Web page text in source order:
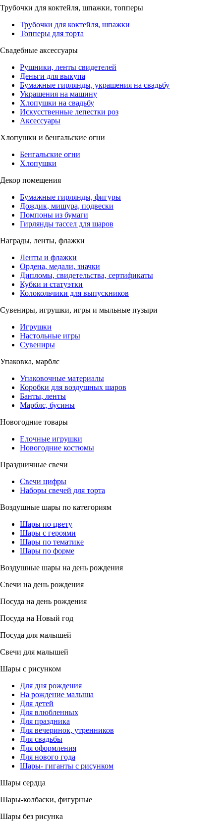
Трубочки для коктейля, шпажки, топперы
Трубочки для коктейля, шпажки
Топперы для торта
Свадебные аксессуары
Рушники, ленты свидетелей
Деньги для выкупа
Бумажные гирлянды, украшения на свадьбу
Украшения на машину
Хлопушки на свадьбу
Искусственные лепестки роз
Аксессуары
Хлопушки и бенгальские огни
Бенгальские огни
Хлопушки
Декор помещения
Бумажные гирлянды, фигуры
Дождик, мишура, подвески
Помпоны из бумаги
Гирлянды тассел для шаров
Награды, ленты, флажки
Ленты и флажки
Ордена, медали, значки
Дипломы, свидетельства, сертификаты
Кубки и статуэтки
Колокольчики для выпускников
Сувениры, игрушки, игры и мыльные пузыри
Игрушки
Настольные игры
Сувениры
Упаковка, марблс
Упаковочные материалы
Коробки для воздушных шаров
Банты, ленты
Марблс, бусины
Новогодние товары
Елочные игрушки
Новогодние костюмы
Праздничные свечи
Свечи цифры
Наборы свечей для торта
Воздушные шары по категориям
Шары по цвету
Шары с героями
Шары по тематике
Шары по форме
Воздушные шары на день рождения
Свечи на день рождения
Посуда на день рождения
Посуда на Новый год
Посуда для малышей
Свечи для малышей
Шары с рисунком
Для дня рождения
На рождение малыша
Для детей
Для влюбленных
Для праздника
Для вечеринок, утренников
Для свадьбы
Для оформления
Для нового года
Шары- гиганты с рисунком
Шары сердца
Шары-колбаски, фигурные
Шары без рисунка